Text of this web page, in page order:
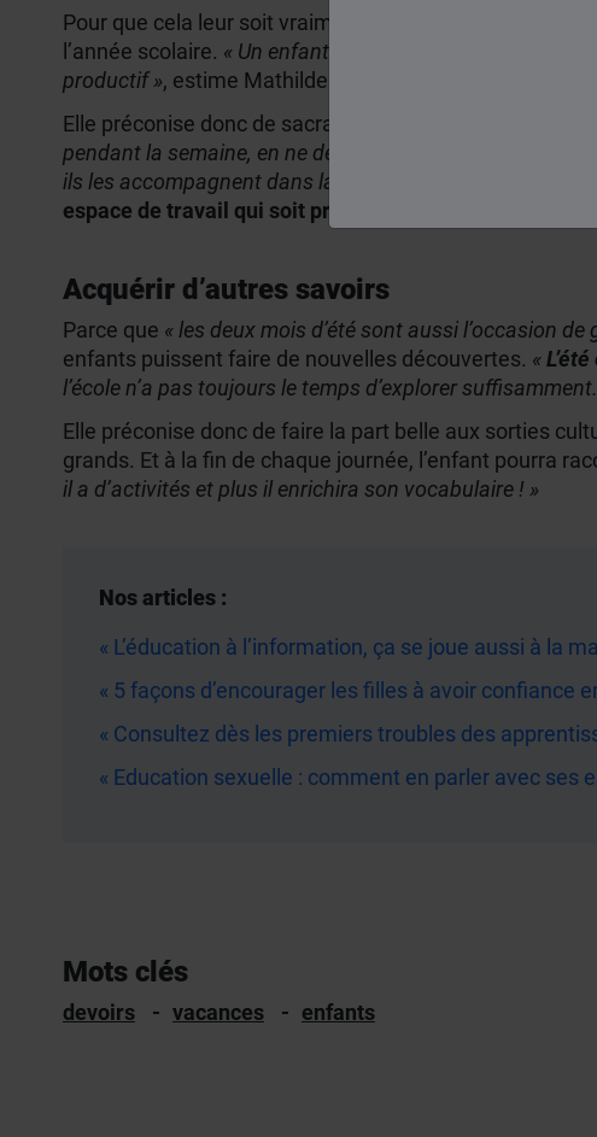
Pour que cela leur soit vraiment utile,
l’année scolaire. « Un enfant qui a des difficultés ne va
productif », estime Mathilde Remy.
Elle préconise donc de sacraliser des heures dédiées à
pendant la semaine, en ne débordant pas sur les
ils les accompagnent dans la réalisation de quelques
espace de travail qui soit propice à la concentration
Acquérir d’autres savoirs
Parce que « les deux mois d’été sont aussi l’occasion
enfants puissent faire de nouvelles découvertes. «
l’école n’a pas toujours le temps d’explorer
Elle préconise donc de faire la part belle aux sorties
grands. Et à la fin de chaque journée, l’enfant pourra
il a d’activités et plus il enrichira son vocabulaire ! »
Nos articles :
« L’éducation à l’information, ça se joue aussi à la
« 5 façons d’encourager les filles à avoir confiance
« Consultez dès les premiers troubles des
« Education sexuelle : comment en parler avec ses
Mots clés
Mots clés
devoirs vacances enfants